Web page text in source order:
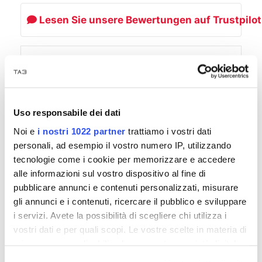
Uso responsabile dei dati
Noi e i nostri 1022 partner trattiamo i vostri dati
personali, ad esempio il vostro numero IP, utilizzando
tecnologie come i cookie per memorizzare e accedere
alle informazioni sul vostro dispositivo al fine di
pubblicare annunci e contenuti personalizzati, misurare
gli annunci e i contenuti, ricercare il pubblico e sviluppare
i servizi. Avete la possibilità di scegliere chi utilizza i
vostri dati e per quali scopi. Le vostre scelte in materia di
Lesen Sie unsere Bewertungen auf
Scalapay
BESCHREIBUNG